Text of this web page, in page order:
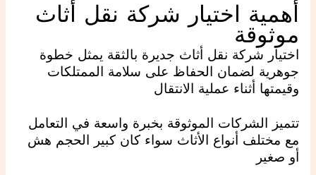
أهمية اختيار شركة نقل أثاث
موثوقة
اختيار شركة نقل أثاث جديرة بالثقة يمثل خطوة
جوهرية لضمان الحفاظ على سلامة الممتلكات
وقيمتها أثناء عملية الانتقال
تتميز الشركات الموثوقة بخبرة واسعة في التعامل
مع مختلف أنواع الأثاث سواء كان كبير الحجم هش
أو صغير